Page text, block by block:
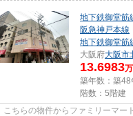
地下鉄御堂筋
阪急神戸本線
地下鉄御堂筋
大阪府大阪市
13.6983
築年数：築48
階数：5階建
こちらの物件からファミリーマー